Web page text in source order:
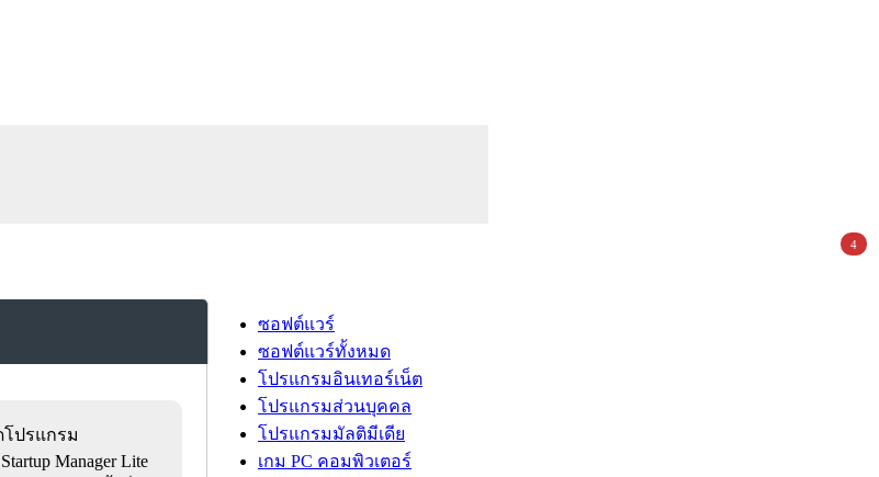
ปรแกรม
Manager Lite
ซอฟต์แวร์
ซอฟต์แวร์ทั้งหมด
โปรแกรมอินเทอร์เน็ต
โปรแกรมส่วนบุคคล
โปรแกรมมัลติมีเดีย
เกม PC คอมพิวเตอร์
4